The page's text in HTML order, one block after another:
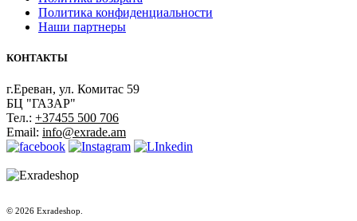
Политика конфиденциальности
Наши партнеры
КОНТАКТЫ
г.Ереван, ул. Комитас 59
БЦ "ГАЗАР"
Тел.: +37455 500 706
Email: info@exrade.am
© 2026 Exradeshop.